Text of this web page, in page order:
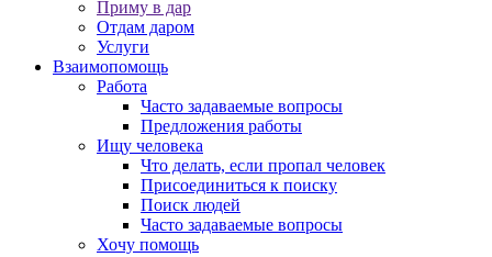
Приму в дар
Отдам даром
Услуги
Взаимопомощь
Работа
Часто задаваемые вопросы
Предложения работы
Ищу человека
Что делать, если пропал человек
Присоединиться к поиску
Поиск людей
Часто задаваемые вопросы
Хочу помощь